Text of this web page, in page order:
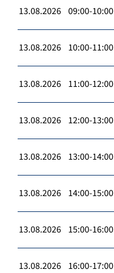
13.08.2026 09:00-10:00
13.08.2026 10:00-11:00
13.08.2026 11:00-12:00
13.08.2026 12:00-13:00
13.08.2026 13:00-14:00
13.08.2026 14:00-15:00
13.08.2026 15:00-16:00
13.08.2026 16:00-17:00